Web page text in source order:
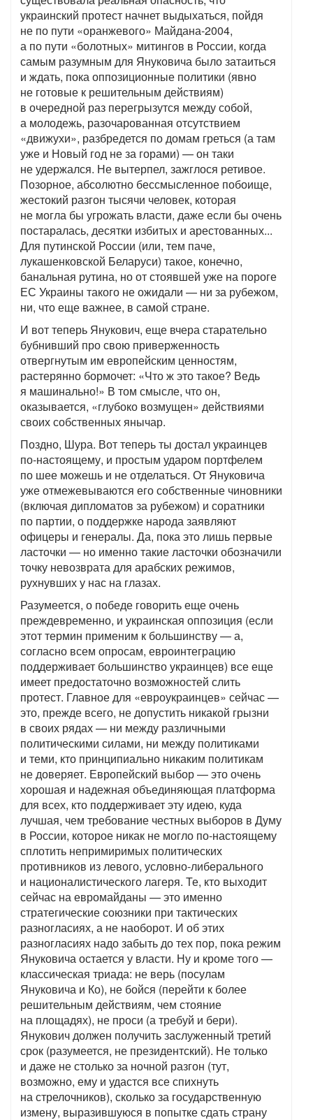
украинский протест начнет выдыхаться, пойдя
не по пути «оранжевого» Майдана-2004,
а по пути «болотных» митингов в России, когда
самым разумным для Януковича было затаиться
и ждать, пока оппозиционные политики (явно
не готовые к решительным действиям)
в очередной раз перегрызутся между собой,
а молодежь, разочарованная отсутствием
«движухи», разбредется по домам греться (а там
уже и Новый год не за горами) — он таки
не удержался. Не вытерпел, зажглося ретивое.
Позорное, абсолютно бессмысленное побоище,
жестокий разгон тысячи человек, которая
не могла бы угрожать власти, даже если бы очень
постаралась, десятки избитых и арестованных...
Для путинской России (или, тем паче,
лукашенковской Беларуси) такое, конечно,
банальная рутина, но от стоявшей уже на пороге
ЕС Украины такого не ожидали — ни за рубежом,
ни, что еще важнее, в самой стране.
И вот теперь Янукович, еще вчера старательно
бубнивший про свою приверженность
отвергнутым им европейским ценностям,
растерянно бормочет: «Что ж это такое? Ведь
я машинально!» В том смысле, что он,
оказывается, «глубоко возмущен» действиями
своих собственных янычар.
Поздно, Шура. Вот теперь ты достал украинцев
по-настоящему, и простым ударом портфелем
по шее можешь и не отделаться. От Януковича
уже отмежевываются его собственные чиновники
(включая дипломатов за рубежом) и соратники
по партии, о поддержке народа заявляют
офицеры и генералы. Да, пока это лишь первые
ласточки — но именно такие ласточки обозначили
точку невозврата для арабских режимов,
рухнувших у нас на глазах.
Разумеется, о победе говорить еще очень
преждевременно, и украинская оппозиция (если
этот термин применим к большинству — а,
согласно всем опросам, евроинтеграцию
поддерживает большинство украинцев) все еще
имеет предостаточно возможностей слить
протест. Главное для «евроукраинцев» сейчас —
это, прежде всего, не допустить никакой грызни
в своих рядах — ни между различными
политическими силами, ни между политиками
и теми, кто принципиально никаким политикам
не доверяет. Европейский выбор — это очень
хорошая и надежная объединяющая платформа
для всех, кто поддерживает эту идею, куда
лучшая, чем требование честных выборов в Думу
в России, которое никак не могло по-настоящему
сплотить непримиримых политических
противников из левого, условно-либерального
и националистического лагеря. Те, кто выходит
сейчас на евромайданы — это именно
стратегические союзники при тактических
разногласиях, а не наоборот. И об этих
разногласиях надо забыть до тех пор, пока режим
Януковича остается у власти. Ну и кроме того —
классическая триада: не верь (посулам
Януковича и Ко), не бойся (перейти к более
решительным действиям, чем стояние
на площадях), не проси (а требуй и бери).
Янукович должен получить заслуженный третий
срок (разумеется, не президентский). Не только
и даже не столько за ночной разгон (тут,
возможно, ему и удастся все спихнуть
на стрелочников), сколько за государственную
измену, выразившуюся в попытке сдать страну